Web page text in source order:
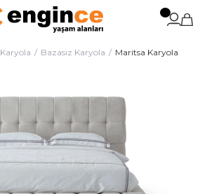
Karyola Bazasız Karyola Maritsa Karyola